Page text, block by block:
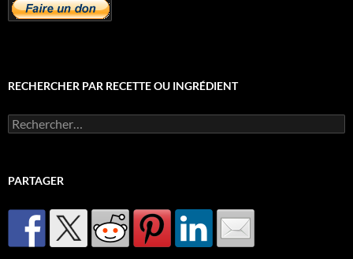
RECHERCHER PAR RECETTE OU INGRÉDIENT
Rechercher :
PARTAGER